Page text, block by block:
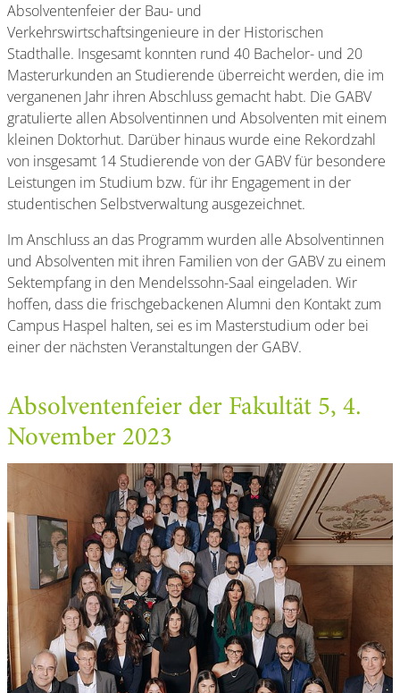
Absolventenfeier der Bau- und
Verkehrswirtschaftsingenieure in der Historischen
Stadthalle. Insgesamt konnten rund 40 Bachelor- und 20
Masterurkunden an Studierende überreicht werden, die im
verganenen Jahr ihren Abschluss gemacht habt. Die GABV
gratulierte allen Absolventinnen und Absolventen mit einem
kleinen Doktorhut. Darüber hinaus wurde eine Rekordzahl
von insgesamt 14 Studierende von der GABV für besondere
Leistungen im Studium bzw. für ihr Engagement in der
studentischen Selbstverwaltung ausgezeichnet.
Im Anschluss an das Programm wurden alle Absolventinnen
und Absolventen mit ihren Familien von der GABV zu einem
Sektempfang in den Mendelssohn-Saal eingeladen. Wir
hoffen, dass die frischgebackenen Alumni den Kontakt zum
Campus Haspel halten, sei es im Masterstudium oder bei
einer der nächsten Veranstaltungen der GABV.
Absolventenfeier der Fakultät 5, 4.
November 2023